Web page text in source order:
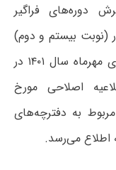
دوره‌های فراگیر
(نوبت بیستم و دوم)
و دانشگاه آزاد اسلامی (نوبت اول) ورودی مهرماه سال ۱۴۰۱ در
۱۲/۲۳، و اطلاعیه اصلاحی مورخ
مربوط به دفترچه‌های
اطلاع می‌رسد.